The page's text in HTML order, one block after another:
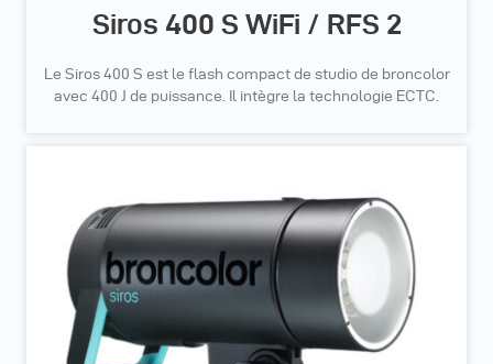
Siros 400 S WiFi / RFS 2
Le Siros 400 S est le flash compact de studio de broncolor
avec 400 J de puissance. Il intègre la technologie ECTC.